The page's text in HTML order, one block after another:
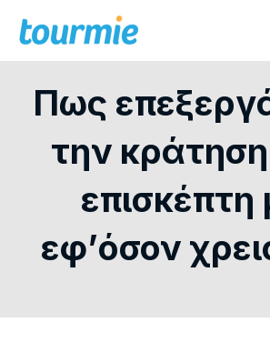
Πως
την
επισκέπτη
εφ’όσον